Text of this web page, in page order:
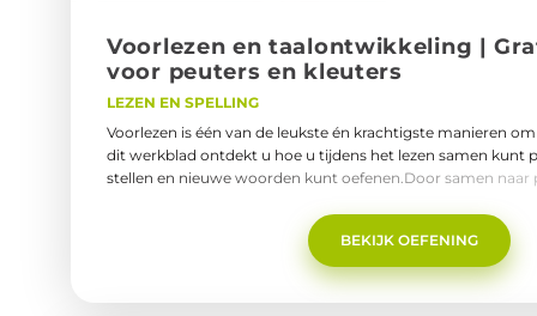
Voor­le­zen en taal­ont­wik­ke­ling |
voor peu­ters en kleu­ters
LEZEN EN SPELLING
Voorlezen is één van de leukste én krachtigste manieren
dit werkblad ontdekt u hoe u tijdens het lezen samen kunt
stellen en nieuwe woorden kunt oefenen.Door samen naar
maken;fantaseren en vertellen.Zelfs een paar minuten per
verschil.Waarom is voorlezen belangrijk voor
door samen te praten en te luisteren. Tijdens het voorlezen
BEKIJK OEFENING